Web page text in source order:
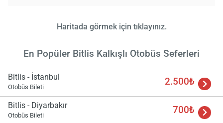
Haritada görmek için tıklayınız.
En Popüler Bitlis Kalkışlı Otobüs Seferleri
Bitlis - İstanbul
Otobüs Bileti 2.500₺
Bitlis - Diyarbakır
Otobüs Bileti 700₺